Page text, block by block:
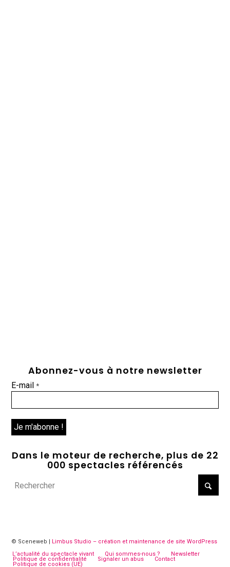
Abonnez-vous à notre newsletter
E-mail*
Dans le moteur de recherche, plus de 22
000 spectacles référencés
© Sceneweb | Limbus Studio – création et maintenance de site WordPress
L’actualité du spectacle vivant
Qui sommes-nous ? Newsletter
Politique de confidentialité Signaler un abus Contact
Politique de cookies (UE)